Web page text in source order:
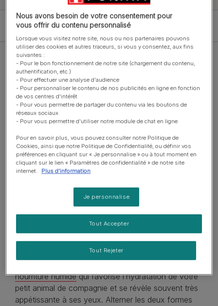
Filter
208 Résultats
Pagination
First page
1
Croquettes ou pâtée :
quelle est l’alimentation
idéale pour un chat ?
Les croquettes sont une alimentation sèche
permet au chat de se nourrir tout au long de la
journée et de la nuit (voir par ailleurs) et elles sont
recommandées en ce qui concerne l’hygiène
nourriture humidequi favorise l’hydratation de votre
petit animal de compagnie et se révèle souvent très
appétissante à ses yeux. Alterner les deux formes
Nous avons besoin de votre consentement pour
vous offrir du contenu personnalisé
Lorsque vous visitez notre site, nous ou nos partenaires pouvons
utiliser des cookies et autres traceurs, si vous y consentez, aux fins
suivantes :
- Pour le bon fonctionnement de notre site (chargement du contenu,
authentification, etc.)
- Pour effectuer une analyse d'audience
- Pour personnaliser le contenu de nos publicités en ligne en fonction
de vos centres d'intérêt
- Pour vous permettre de partager du contenu via les boutons de
réseaux sociaux
- Pour vous permettre d'utiliser notre module de chat en ligne
Pour en savoir plus, vous pouvez consulter notre Politique de
Cookies, ainsi que notre Politique de Confidentialité, ou définir vos
préférences en cliquant sur « Je personnalise » ou à tout moment en
cliquant sur le lien « Paramètres de confidentialité » de notre site
internet.
Plus d'information
Je personnalise
Tout Rejeter
Tout Accepter